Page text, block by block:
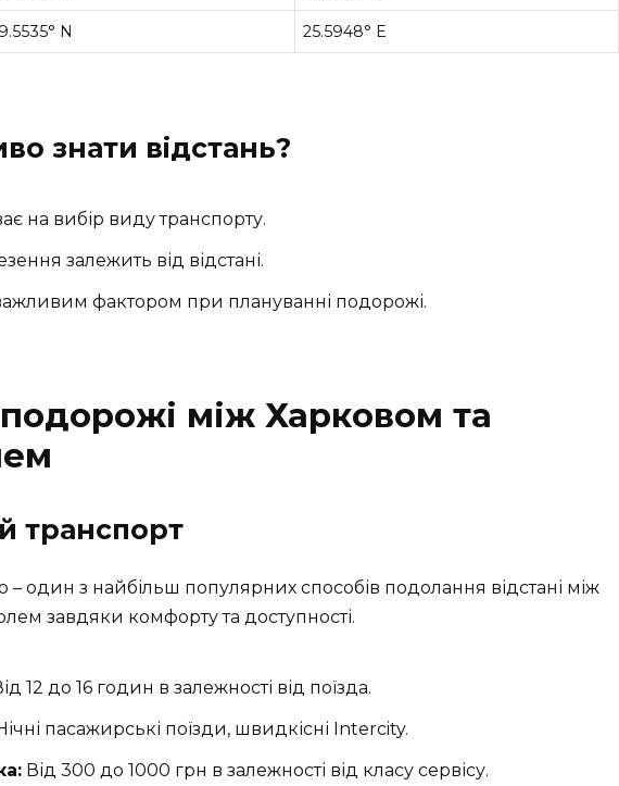
N 25.5948° E
знати відстань?
на вибір виду транспорту.
залежить від відстані.
фактором при плануванні подорожі.
між Харковом та
транспорт
– один з найбільш популярних способів подолання відстані між
завдяки комфорту та доступності.
12 до 16 годин в залежності від поїзда.
пасажирські поїзди, швидкісні Intercity.
Від 300 до 1000 грн в залежності від класу сервісу.